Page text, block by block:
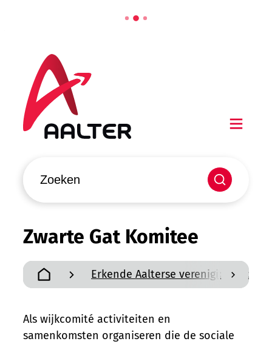
Aalter
Zoeken
Zwarte Gat Komitee
scroll
Startpagina
Erkende Aalterse verenigingen en
Als wijkcomité activiteiten en
samenkomsten organiseren die de sociale